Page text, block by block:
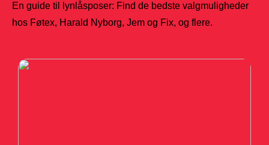
En guide til lynlåsposer: Find de bedste valgmuligheder
hos Føtex, Harald Nyborg, Jem og Fix, og flere.